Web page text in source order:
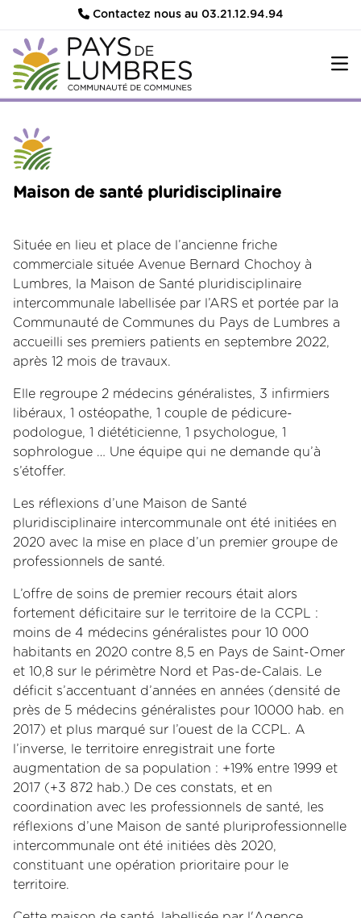
Contactez nous au 03.21.12.94.94
Maison de santé pluridisciplinaire
Située en lieu et place de l’ancienne friche
commerciale située Avenue Bernard Chochoy à
Lumbres, la Maison de Santé pluridisciplinaire
intercommunale labellisée par l’ARS et portée par la
Communauté de Communes du Pays de Lumbres a
accueilli ses premiers patients en septembre 2022,
après 12 mois de travaux.
Elle regroupe 2 médecins généralistes, 3 infirmiers
libéraux, 1 ostéopathe, 1 couple de pédicure-
podologue, 1 diététicienne, 1 psychologue, 1
sophrologue … Une équipe qui ne demande qu’à
s’étoffer.
Les réflexions d’une Maison de Santé
pluridisciplinaire intercommunale ont été initiées en
2020 avec la mise en place d’un premier groupe de
professionnels de santé.
L’offre de soins de premier recours était alors
fortement déficitaire sur le territoire de la CCPL :
moins de 4 médecins généralistes pour 10 000
habitants en 2020 contre 8,5 en Pays de Saint-Omer
et 10,8 sur le périmètre Nord et Pas-de-Calais. Le
déficit s’accentuant d’années en années (densité de
près de 5 médecins généralistes pour 10000 hab. en
2017) et plus marqué sur l’ouest de la CCPL. A
l’inverse, le territoire enregistrait une forte
augmentation de sa population : +19% entre 1999 et
2017 (+3 872 hab.) De ces constats, et en
coordination avec les professionnels de santé, les
réflexions d’une Maison de santé pluriprofessionnelle
intercommunale ont été initiées dès 2020,
constituant une opération prioritaire pour le
territoire.